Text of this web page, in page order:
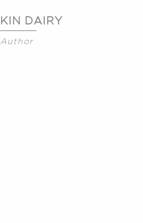
KIN DAIRY
Author